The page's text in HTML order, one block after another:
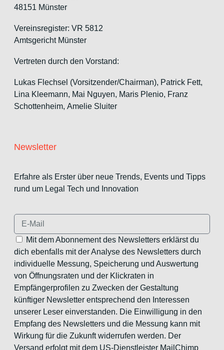
48151 Münster
Vereinsregister: VR 5812
Amtsgericht Münster
Vertreten durch den Vorstand:
Lukas Flechsel (Vorsitzender/Chairman), Patrick Fett,
Lina Kleemann, Mai Nguyen, Maris Plenio, Franz
Schottenheim, Amelie Sluiter
Newsletter
Erfahre als Erster über neue Trends, Events und Tipps
rund um Legal Tech und Innovation
Mit dem Abonnement des Newsletters erklärst du
dich ebenfalls mit der Analyse des Newsletters durch
individuelle Messung, Speicherung und Auswertung
von Öffnungsraten und der Klickraten in
Empfängerprofilen zu Zwecken der Gestaltung
künftiger Newsletter entsprechend den Interessen
unserer Leser einverstanden. Die Einwilligung in den
Empfang des Newsletters und die Messung kann mit
Wirkung für die Zukunft widerrufen werden. Der
Versand erfolgt mit dem US-Dienstleister MailChimp